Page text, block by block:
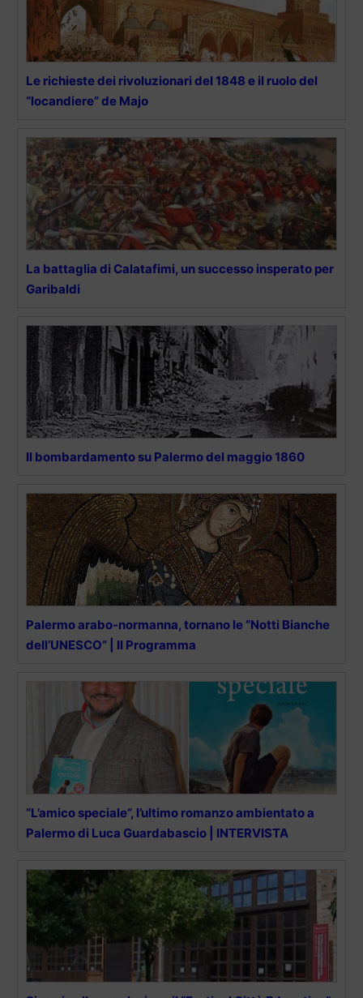
Le richieste dei rivoluzionari del 1848 e il ruolo del
“locandiere” de Majo
La battaglia di Calatafimi, un successo insperato per
Garibaldi
Il bombardamento su Palermo del maggio 1860
Palermo arabo-normanna, tornano le “Notti Bianche
dell’UNESCO” | Il Programma
“L’amico speciale”, l’ultimo romanzo ambientato a
Palermo di Luca Guardabascio | INTERVISTA